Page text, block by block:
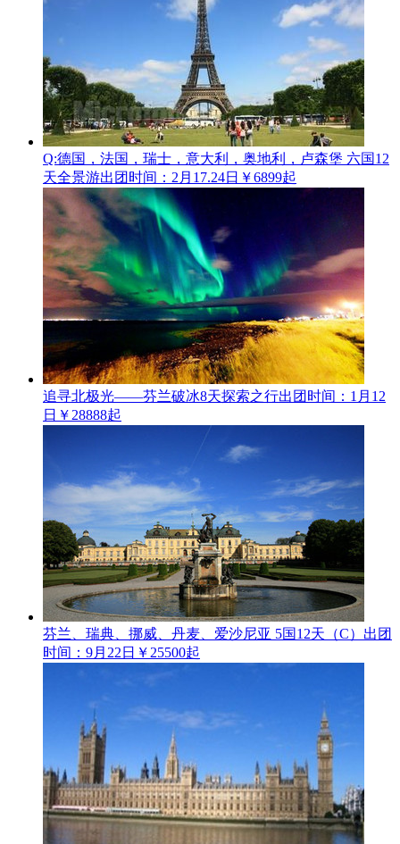
Q:德国，法国，瑞士，意大利，奥地利，卢森堡 六国12
天全景游出团时间：2月17.24日 ￥6899起
追寻北极光——芬兰破冰8天探索之行出团时间：1月12
日 ￥28888起
芬兰、瑞典、挪威、丹麦、爱沙尼亚 5国12天（C） 出团
时间：9月22日 ￥25500起